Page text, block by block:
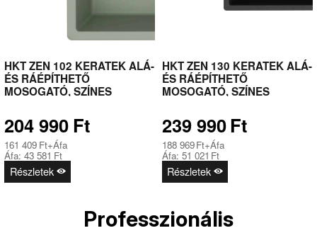
HKT ZEN 102 KERATEK ALÁ-
ÉS RÁÉPÍTHETŐ
MOSOGATÓ, SZÍNES
SZERELVÉNYEKKEL, 50 CM-
ES KORPUSZOKHOZ,ZÖLD-
ARANY
204 990Ft
161 409 Ft+Áfa
Áfa: 43 581 Ft
Részletek
HKT ZEN 130 KERATEK ALÁ-
ÉS RÁÉPÍTHETŐ
MOSOGATÓ, SZÍNES
SZERELVÉNYEKKEL, 80 CM-
ES
KORPUSZOKHOZ,FEKETE-
FEKETE
239 990Ft
188 969Ft+Áfa
Áfa: 51 021 Ft
Részletek
Professzionális